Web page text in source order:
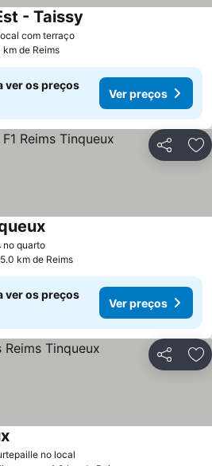
com terraço
- Taissy
km de Reims
ver os preços
Ver preços
Partilhar
no quarto
km de Reims
ver os preços
Ver preços
Partilhar
no local